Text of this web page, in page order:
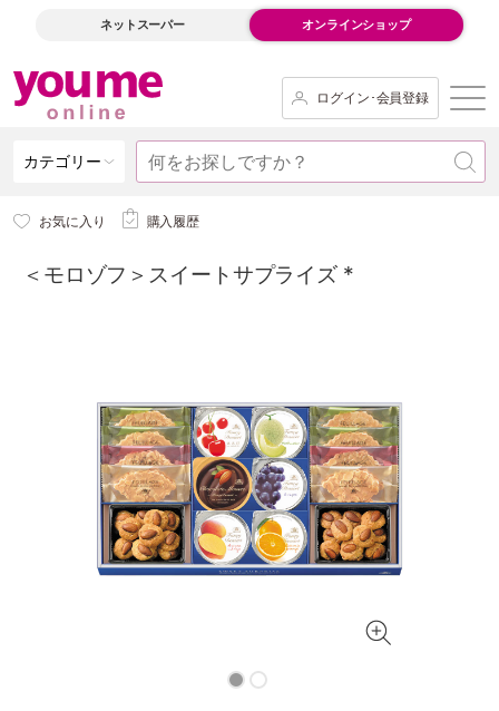
ネットスーパー オンラインショップ
ログイン･会員登録
カテゴリー
お気に入り 購入履歴
＜モロゾフ＞スイートサプライズ *